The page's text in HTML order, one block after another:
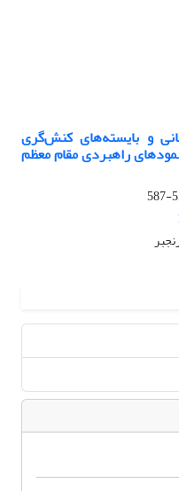
و بایسته‌های کنش‌گری
راهبردی مقام معظم